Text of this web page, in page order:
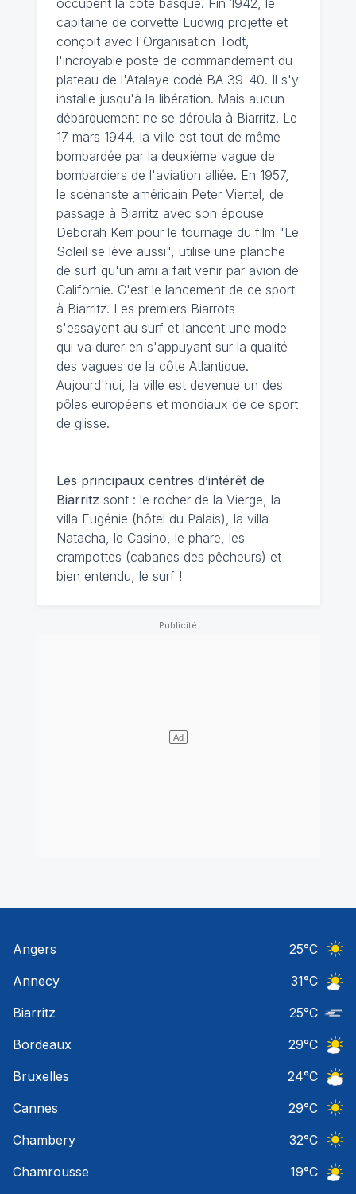
capitaine de corvette Ludwig projette et
conçoit avec l'Organisation Todt,
l'incroyable poste de commandement du
plateau de l'Atalaye codé BA 39-40. Il s'y
installe jusqu'à la libération. Mais aucun
débarquement ne se déroula à Biarritz. Le
17 mars 1944, la ville est tout de même
bombardée par la deuxième vague de
bombardiers de l'aviation alliée. En 1957,
le scénariste américain Peter Viertel, de
passage à Biarritz avec son épouse
Deborah Kerr pour le tournage du film "Le
Soleil se lève aussi", utilise une planche
de surf qu'un ami a fait venir par avion de
Californie. C'est le lancement de ce sport
à Biarritz. Les premiers Biarrots
s'essayent au surf et lancent une mode
qui va durer en s'appuyant sur la qualité
des vagues de la côte Atlantique.
Aujourd'hui, la ville est devenue un des
pôles européens et mondiaux de ce sport
de glisse.
Les principaux centres d’intérêt de
Biarritz sont : le rocher de la Vierge, la
villa Eugénie (hôtel du Palais), la villa
Natacha, le Casino, le phare, les
crampottes (cabanes des pêcheurs) et
bien entendu, le surf !
Angers 25°C
Annecy
31°C
Biarritz
25°C
Bordeaux
29°C
Bruxelles
24°C
Cannes
29°C
Chambery
32°C
Chamrousse
19°C